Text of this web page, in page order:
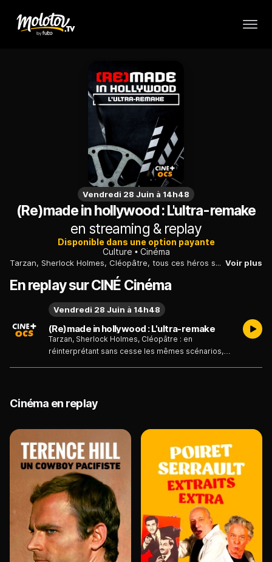
Vendredi 28 Juin à 14h48
(Re)made in hollywood : L'ultra-remake
en streaming & replay
Disponible dans une option payante
Culture
Cinéma
Tarzan, Sherlock Holmes, Cléopâtre, tous ces héros sont apparus sur grand écran dès la création d'Hollywood. Leurs histoires font l'objet de remakes en série, chaque version faisant oublier la précédente. En réinterprétant sans cesse le même scenario, ces ultra-remakes posent les bases de ce qui deviendra un genre incontournable du 7ème art : la franchise. Voir plus
En replay sur CINÉ Cinéma
(Re)made in hollywood : L'ultra-remake
Tarzan, Sherlock Holmes, Cléopâtre : en
réinterprétant sans cesse les mêmes scénarios,
Vendredi 28 Juin à 14h48
Cinéma en replay